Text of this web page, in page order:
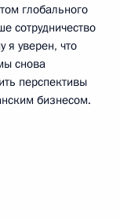
глобального
сотрудничество
я уверен, что
снова
перспективы
бизнесом.